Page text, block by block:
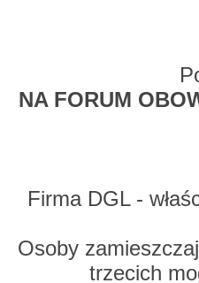
NA FORUM
Firma DGL -
Osoby
trzecich